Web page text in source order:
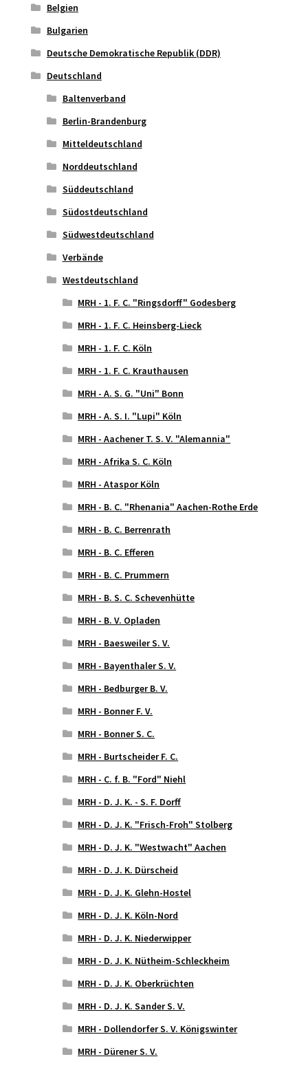
Belgien
Bulgarien
Deutsche Demokratische Republik (DDR)
Deutschland
Baltenverband
Berlin-Brandenburg
Mitteldeutschland
Norddeutschland
Süddeutschland
Südostdeutschland
Südwestdeutschland
Verbände
Westdeutschland
MRH - 1. F. C. "Ringsdorff" Godesberg
MRH - 1. F. C. Heinsberg-Lieck
MRH - 1. F. C. Köln
MRH - 1. F. C. Krauthausen
MRH - A. S. G. "Uni" Bonn
MRH - A. S. I. "Lupi" Köln
MRH - Aachener T. S. V. "Alemannia"
MRH - Afrika S. C. Köln
MRH - Ataspor Köln
MRH - B. C. "Rhenania" Aachen-Rothe Erde
MRH - B. C. Berrenrath
MRH - B. C. Efferen
MRH - B. C. Prummern
MRH - B. S. C. Schevenhütte
MRH - B. V. Opladen
MRH - Baesweiler S. V.
MRH - Bayenthaler S. V.
MRH - Bedburger B. V.
MRH - Bonner F. V.
MRH - Bonner S. C.
MRH - Burtscheider F. C.
MRH - C. f. B. "Ford" Niehl
MRH - D. J. K. - S. F. Dorff
MRH - D. J. K. "Frisch-Froh" Stolberg
MRH - D. J. K. "Westwacht" Aachen
MRH - D. J. K. Dürscheid
MRH - D. J. K. Glehn-Hostel
MRH - D. J. K. Köln-Nord
MRH - D. J. K. Niederwipper
MRH - D. J. K. Nütheim-Schleckheim
MRH - D. J. K. Oberkrüchten
MRH - D. J. K. Sander S. V.
MRH - Dollendorfer S. V. Königswinter
MRH - Dürener S. V.